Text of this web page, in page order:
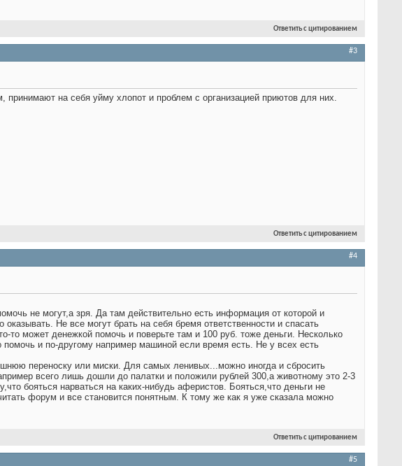
Ответить с цитированием
#3
на себя уйму хлопот и проблем с организацией приютов для них.
Ответить с цитированием
#4
не могут,а зря. Да там действительно есть информация от которой и
Не все могут брать на себя бремя ответственности и спасать
может денежкой помочь и поверьте там и 100 руб. тоже деньги. Несколько
и по-другому например машиной если время есть. Не у всех есть
переноску или миски. Для самых ленивых...можно иногда и сбросить
всего лишь дошли до палатки и положили рублей 300,а животному это 2-3
бояться нарваться на каких-нибудь аферистов. Бояться,что деньги не
форум и все становится понятным. К тому же как я уже сказала можно
Ответить с цитированием
#5